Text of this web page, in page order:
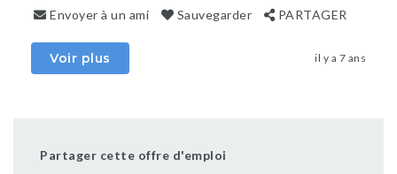
Envoyer à un ami Sauvegarder PARTAGER
Voir plus il y a 7 ans
Partager cette offre d'emploi